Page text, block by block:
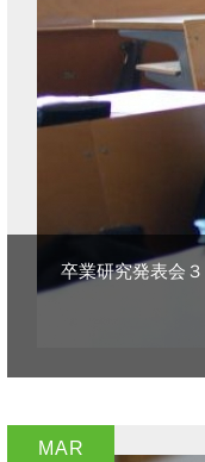
卒業研究発表会３
MAR